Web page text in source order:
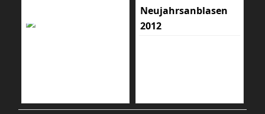
Neujahrsanblasen
2012